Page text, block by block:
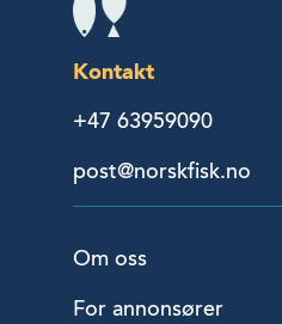
Kontakt
+47 63959090
post@norskfisk.no
Om oss
For annonsører